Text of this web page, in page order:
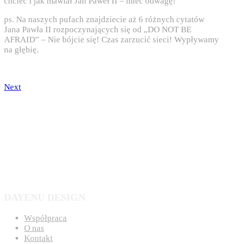
ps. Na naszych pufach znajdziecie aż 6 różnych cytatów
Jana Pawła II rozpoczynających się od „DO NOT BE
AFRAID” – Nie bójcie się! Czas zarzucić sieci! Wypływamy
na głębię.
Next
Współpraca
O nas
Kontakt